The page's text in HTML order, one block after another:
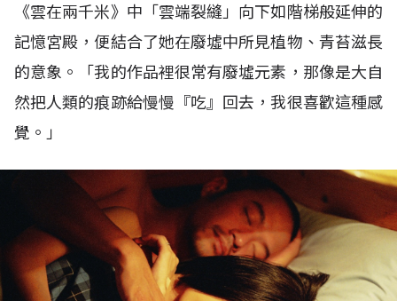
《雲在兩千米》中「雲端裂縫」向下如階梯般延伸的
記憶宮殿，便結合了她在廢墟中所見植物、青苔滋長
的意象。「我的作品裡很常有廢墟元素，那像是大自
然把人類的痕跡給慢慢『吃』回去，我很喜歡這種感
覺。」